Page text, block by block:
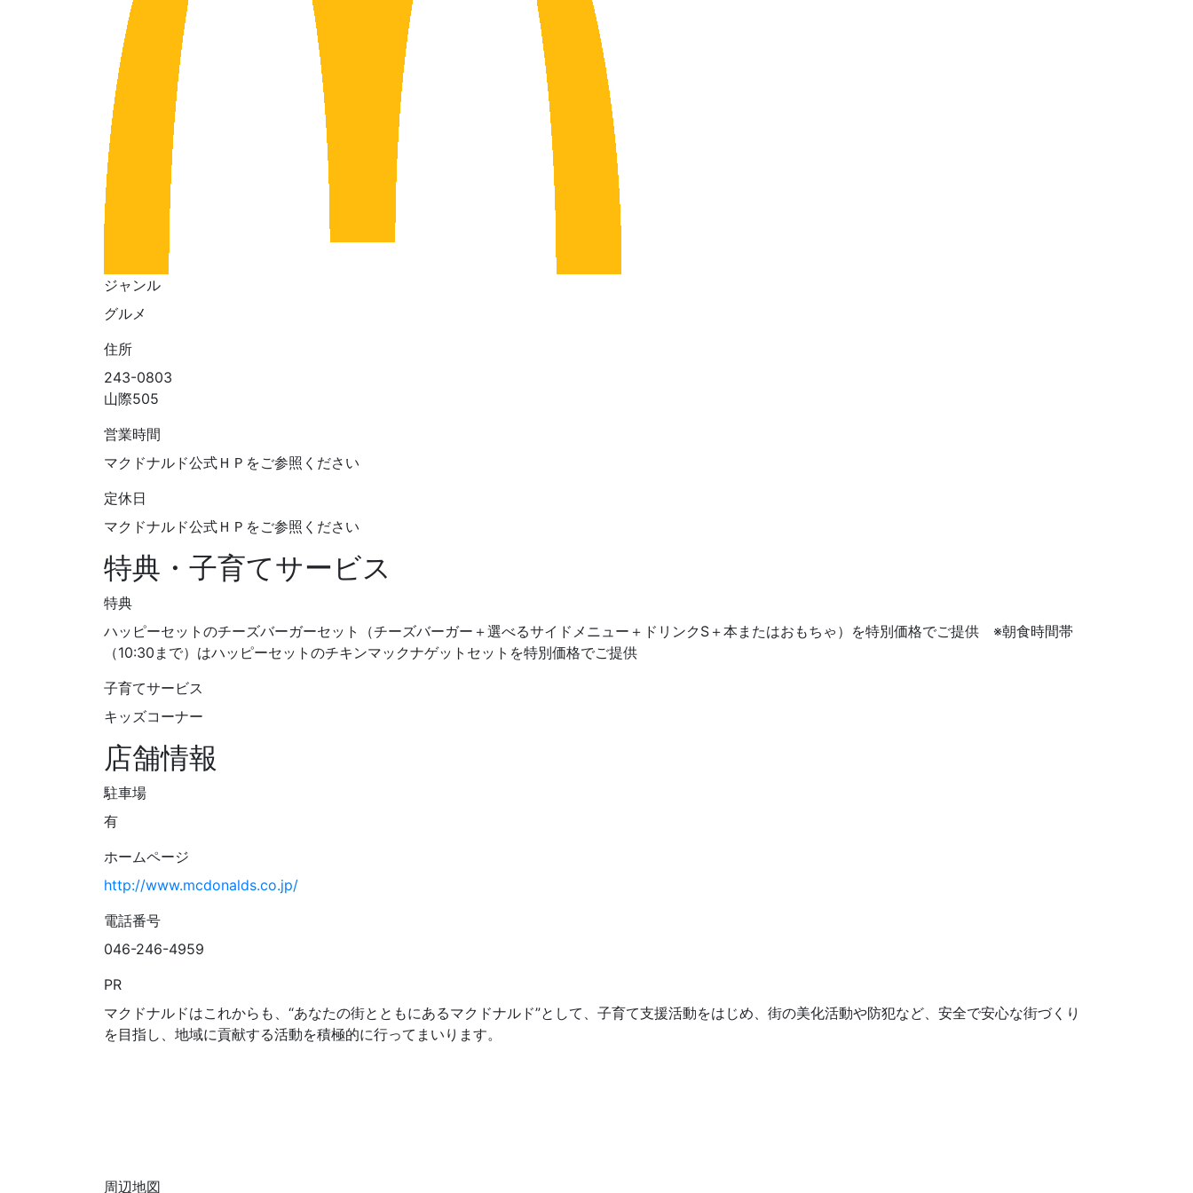
ジャンル
グルメ
住所
243-0803
山際505
営業時間
マクドナルド公式ＨＰをご参照ください
定休日
マクドナルド公式ＨＰをご参照ください
特典・子育てサービス
特典
ハッピーセットのチーズバーガーセット（チーズバーガー＋選べるサイドメニュー＋ドリンクS＋本またはおもちゃ）を特別価格でご提供 ※朝食時間帯
（10:30まで）はハッピーセットのチキンマックナゲットセットを特別価格でご提供
子育てサービス
キッズコーナー
店舗情報
駐車場
有
ホームページ
http://www.mcdonalds.co.jp/
電話番号
046-246-4959
PR
マクドナルドはこれからも、“あなたの街とともにあるマクドナルド”として、子育て支援活動をはじめ、街の美化活動や防犯など、安全で安心な街づくり
を目指し、地域に貢献する活動を積極的に行ってまいります。
周辺地図